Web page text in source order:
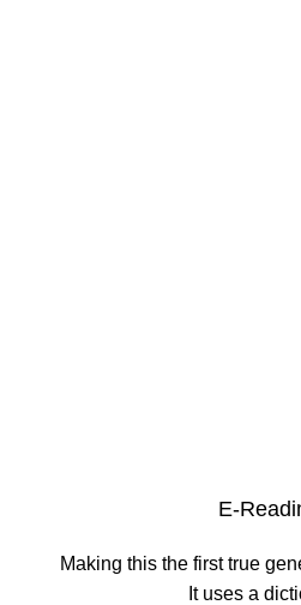
E-
Making this the first true
It uses a